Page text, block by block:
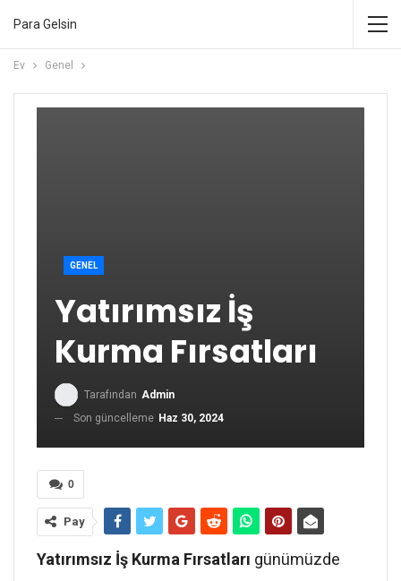
Para Gelsin
Ev Genel
GENEL
Yatırımsız İş
Kurma Fırsatları
Tarafından Admin
Son güncelleme Haz 30, 2024
0
Pay
Yatırımsız İş Kurma Fırsatları günümüzde